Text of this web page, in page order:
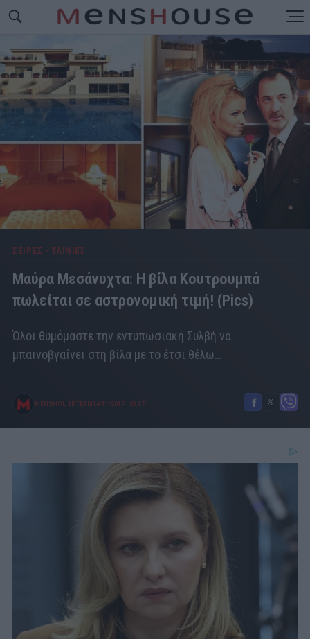
ΣΕΙΡΕΣ - ΤΑΙΝΙΕΣ
Μαύρα Μεσάνυχτα: Η βίλα Κουτρουμπά
πωλείται σε αστρονομική τιμή! (Pics)
Όλοι θυμόμαστε την εντυπωσιακή Συλβή να
μπαινοβγαίνει στη βίλα με το έτσι θέλω…
MENSHOUSE TEAM 16/11/2017 03:17